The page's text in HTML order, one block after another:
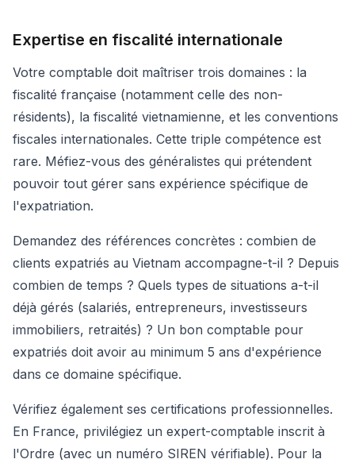
Expertise en fiscalité internationale
Votre comptable doit maîtriser trois domaines : la
fiscalité française (notamment celle des non-
résidents), la fiscalité vietnamienne, et les conventions
fiscales internationales. Cette triple compétence est
rare. Méfiez-vous des généralistes qui prétendent
pouvoir tout gérer sans expérience spécifique de
l'expatriation.
Demandez des références concrètes : combien de
clients expatriés au Vietnam accompagne-t-il ? Depuis
combien de temps ? Quels types de situations a-t-il
déjà gérés (salariés, entrepreneurs, investisseurs
immobiliers, retraités) ? Un bon comptable pour
expatriés doit avoir au minimum 5 ans d'expérience
dans ce domaine spécifique.
Vérifiez également ses certifications professionnelles.
En France, privilégiez un expert-comptable inscrit à
l'Ordre (avec un numéro SIREN vérifiable). Pour la